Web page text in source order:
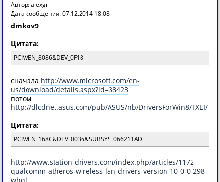
Автор: alexgr
Дата сообщения: 07.12.2014 18:08
dmkov9
Цитата:
PCI\VEN_8086&DEV_0F18
сначала http://www.microsoft.com/en-
us/download/details.aspx?id=38423
потом
http://dlcdnet.asus.com/pub/ASUS/nb/DriversForWin8/TXEI/
Цитата:
PCI\VEN_168C&DEV_0036&SUBSYS_066211AD
http://www.station-drivers.com/index.php/articles/1172-
qualcomm-atheros-wireless-lan-drivers-version-10-0-0-298-
whql